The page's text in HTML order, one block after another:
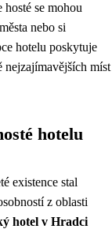
se mohou
nebo si
hotelu poskytuje
nejzajímavějších míst
hotelu
existence stal
z oblasti
hotel v Hradci